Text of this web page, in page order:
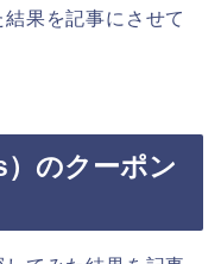
果を記事にさせて
のクーポン